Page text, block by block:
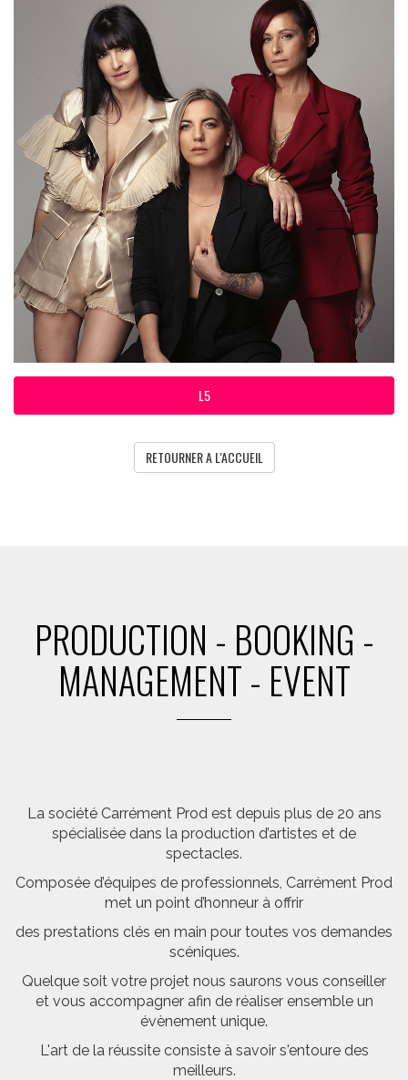
L5
RETOURNER A L'ACCUEIL
PRODUCTION - BOOKING -
MANAGEMENT - EVENT
La société Carrément Prod est depuis plus de 20 ans
spécialisée dans la production d’artistes et de
spectacles.
Composée d’équipes de professionnels, Carrément Prod
met un point d’honneur à offrir
des prestations clés en main pour toutes vos demandes
scéniques.
Quelque soit votre projet nous saurons vous conseiller
et vous accompagner afin de réaliser ensemble un
évènement unique.
L'art de la réussite consiste à savoir s'entoure des
meilleurs.